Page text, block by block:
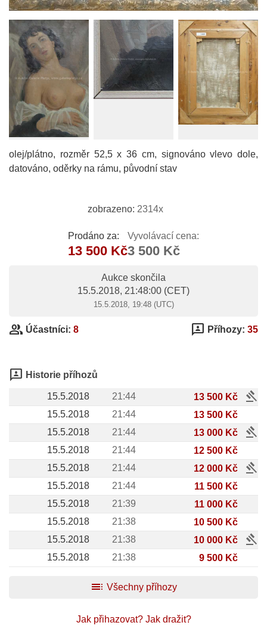
olej/plátno, rozměr 52,5 x 36 cm, signováno vlevo dole,
datováno, oděrky na rámu, původní stav
zobrazeno: 2314x
Prodáno za:
13 500 Kč
Vyvolávací cena:
3 500 Kč
Aukce skončila
15.5.2018, 21:48:00 (CET)
15.5.2018, 19:48 (UTC)
group Účastníci: 8 3p Příhozy: 35
3p Historie příhozů
15.5.2018 21:44 13 500 Kč gavel
15.5.2018 21:44
13 500 Kč
15.5.2018
21:44 13 000 Kč gavel
15.5.2018 21:44
12 500 Kč
15.5.2018
21:44 12 000 Kč gavel
15.5.2018 21:44
11 500 Kč
15.5.2018
21:39
11 000 Kč
15.5.2018
21:38
10 500 Kč
15.5.2018
21:38 10 000 Kč gavel
15.5.2018 21:38 9 500 Kč
toc Všechny příhozy
Jak přihazovat? Jak dražit?